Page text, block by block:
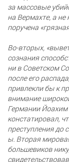
за массовые
на Вермахте, а
поручена
Во-вторых,
сознания
ни в Советском
после его
привлекли бы к
внимание
Германии Йоахим
констатировал,
преступления до
ы. Вторая
большевиков